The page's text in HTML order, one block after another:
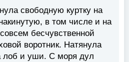
свободную куртку на
в том числе и на
бесчувственной
воротник. Натянула
лоб и уши. С моря дул